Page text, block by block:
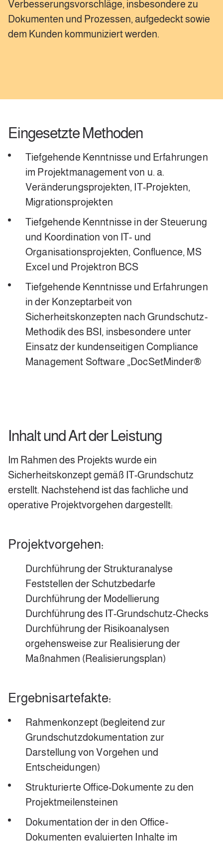
Verbesserungsvorschläge, insbesondere zu
Dokumenten und Prozessen, aufgedeckt sowie
dem Kunden kommuniziert werden.
Eingesetzte Methoden
Tiefgehende Kenntnisse und Erfahrungen
im Projektmanagement von u. a.
Veränderungsprojekten, IT-Projekten,
Migrationsprojekten
Tiefgehende Kenntnisse in der Steuerung
und Koordination von IT- und
Organisationsprojekten, Confluence, MS
Excel und Projektron BCS
Tiefgehende Kenntnisse und Erfahrungen
in der Konzeptarbeit von
Sicherheitskonzepten nach Grundschutz-
Methodik des BSI, insbesondere unter
Einsatz der kundenseitigen Compliance
Management Software „DocSetMinder®
Inhalt und Art der Leistung
Im Rahmen des Projekts wurde ein
Sicherheitskonzept gemäß IT-Grundschutz
erstellt. Nachstehend ist das fachliche und
operative Projektvorgehen dargestellt:
Projektvorgehen:
Durchführung der Strukturanalyse
Feststellen der Schutzbedarfe
Durchführung der Modellierung
Durchführung des IT-Grundschutz-Checks
Durchführung der Risikoanalysen
orgehensweise zur Realisierung der
Maßnahmen (Realisierungsplan)
Ergebnisartefakte:
Rahmenkonzept (begleitend zur
Grundschutzdokumentation zur
Darstellung von Vorgehen und
Entscheidungen)
Strukturierte Office-Dokumente zu den
Projektmeilensteinen
Dokumentation der in den Office-
Dokumenten evaluierten Inhalte im